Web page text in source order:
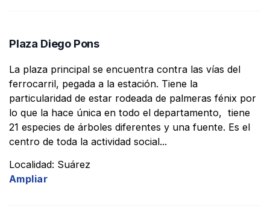
Plaza Diego Pons
La plaza principal se encuentra contra las vías del
ferrocarril, pegada a la estación. Tiene la
particularidad de estar rodeada de palmeras fénix por
lo que la hace única en todo el departamento, tiene
21 especies de árboles diferentes y una fuente. Es el
centro de toda la actividad social...
Localidad: Suárez
Ampliar